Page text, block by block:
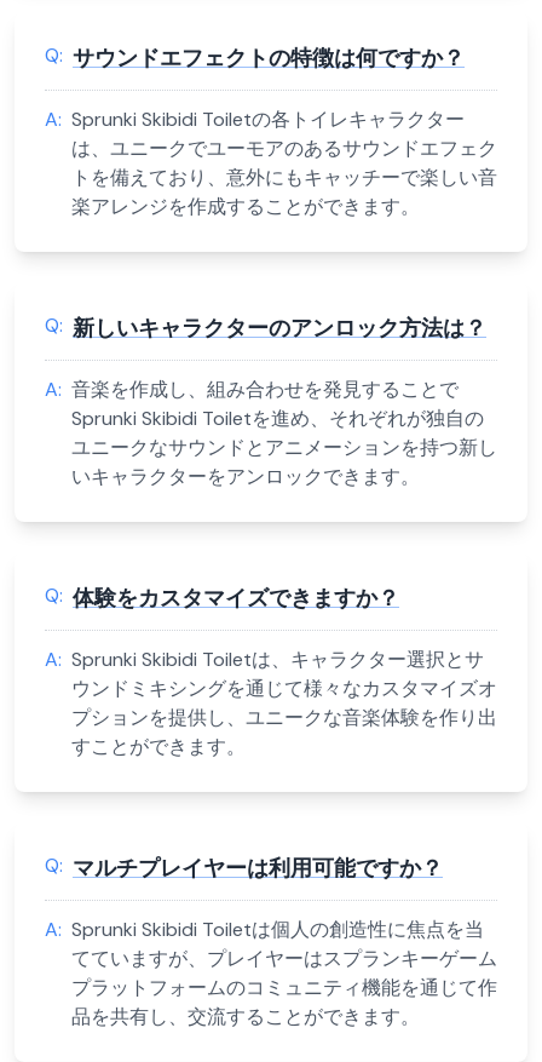
Q: サウンドエフェクトの特徴は何ですか？
A: Sprunki Skibidi Toiletの各トイレキャラクター
は、ユニークでユーモアのあるサウンドエフェク
トを備えており、意外にもキャッチーで楽しい音
楽アレンジを作成することができます。
Q: 新しいキャラクターのアンロック方法は？
A: 音楽を作成し、組み合わせを発見することで
Sprunki Skibidi Toiletを進め、それぞれが独自の
ユニークなサウンドとアニメーションを持つ新し
いキャラクターをアンロックできます。
Q: 体験をカスタマイズできますか？
A: Sprunki Skibidi Toiletは、キャラクター選択とサ
ウンドミキシングを通じて様々なカスタマイズオ
プションを提供し、ユニークな音楽体験を作り出
すことができます。
Q: マルチプレイヤーは利用可能ですか？
A: Sprunki Skibidi Toiletは個人の創造性に焦点を当
てていますが、プレイヤーはスプランキーゲーム
プラットフォームのコミュニティ機能を通じて作
品を共有し、交流することができます。